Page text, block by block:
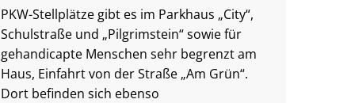
PKW-Stellplätze gibt es im Parkhaus „City“,
Schulstraße und „Pilgrimstein“ sowie für
gehandicapte Menschen sehr begrenzt am
Haus, Einfahrt von der Straße „Am Grün“.
Dort befinden sich ebenso